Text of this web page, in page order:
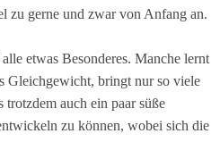
zu gerne und zwar von Anfang an.
etwas Besonderes. Manche lernt
Gleichgewicht, bringt nur so viele
auch ein paar süße
zu können, wobei sich die